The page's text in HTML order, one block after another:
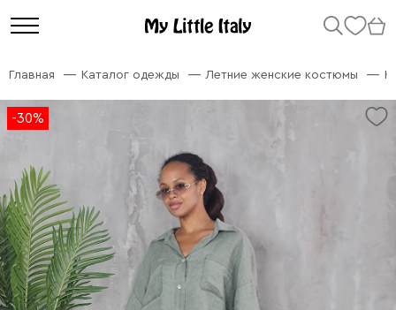
Главная Каталог одежды Летние женские костюмы
-30%
-30%